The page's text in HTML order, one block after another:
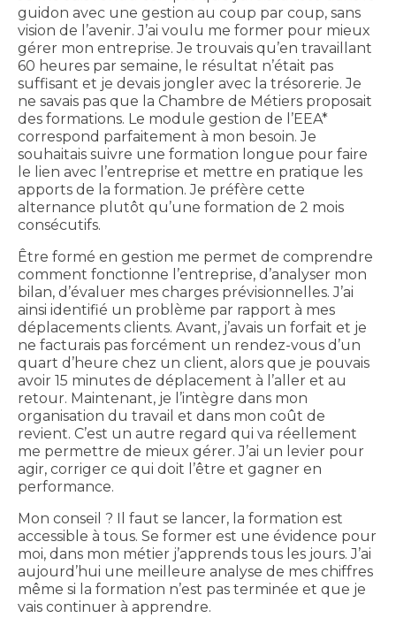
guidon avec une gestion au coup par coup, sans
vision de l’avenir. J’ai voulu me former pour mieux
gérer mon entreprise. Je trouvais qu’en travaillant
60 heures par semaine, le résultat n’était pas
suffisant et je devais jongler avec la trésorerie. Je
ne savais pas que la Chambre de Métiers proposait
des formations. Le module gestion de l’EEA*
correspond parfaitement à mon besoin. Je
souhaitais suivre une formation longue pour faire
le lien avec l’entreprise et mettre en pratique les
apports de la formation. Je préfère cette
alternance plutôt qu’une formation de 2 mois
consécutifs.
Être formé en gestion me permet de comprendre
comment fonctionne l’entreprise, d’analyser mon
bilan, d’évaluer mes charges prévisionnelles. J’ai
ainsi identifié un problème par rapport à mes
déplacements clients. Avant, j’avais un forfait et je
ne facturais pas forcément un rendez-vous d’un
quart d’heure chez un client, alors que je pouvais
avoir 15 minutes de déplacement à l’aller et au
retour. Maintenant, je l’intègre dans mon
organisation du travail et dans mon coût de
revient. C’est un autre regard qui va réellement
me permettre de mieux gérer. J’ai un levier pour
agir, corriger ce qui doit l’être et gagner en
performance.
Mon conseil ? Il faut se lancer, la formation est
accessible à tous. Se former est une évidence pour
moi, dans mon métier j’apprends tous les jours. J’ai
aujourd’hui une meilleure analyse de mes chiffres
même si la formation n’est pas terminée et que je
vais continuer à apprendre.